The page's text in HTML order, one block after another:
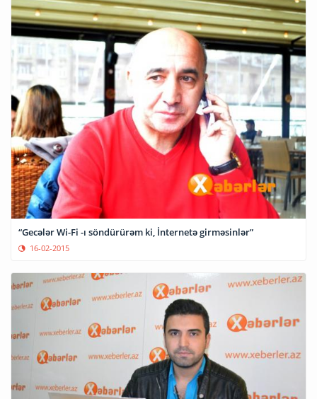
“Gecələr Wi-Fi -ı söndürürəm ki, İnternetə girməsinlər”
16-02-2015